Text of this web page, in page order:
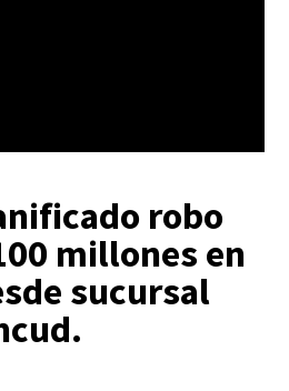
robo
millones en
sucursal